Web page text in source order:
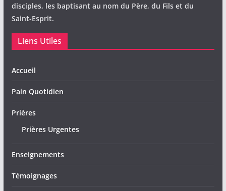
disciples, les baptisant au nom du Père, du Fils et du
Saint-Esprit.
Liens Utiles
Accueil
Pain Quotidien
Prières
Prières Urgentes
Enseignements
Témoignages